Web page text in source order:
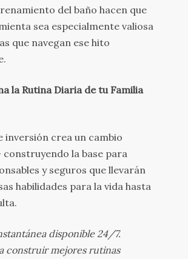
del baño hacen que
sea especialmente valiosa
que navegan ese hito
la Rutina Diaria de tu Familia
inversión crea un cambio
la base para
y seguros que llevarán
habilidades para la vida hasta
disponible 24/7.
a construir mejores rutinas